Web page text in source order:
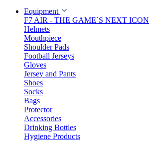
Equipment
F7 AIR - THE GAME`S NEXT ICON
Helmets
Mouthpiece
Shoulder Pads
Football Jerseys
Gloves
Jersey and Pants
Shoes
Socks
Bags
Protector
Accessories
Drinking Bottles
Hygiene Products